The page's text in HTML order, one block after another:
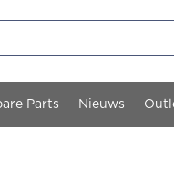
Parts Nieuws